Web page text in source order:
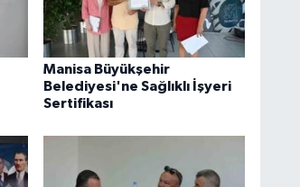
Manisa Büyükşehir
Belediyesi'ne Sağlıklı İşyeri
Sertifikası